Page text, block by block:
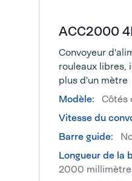
ACC2000
Convoyeur
rouleaux libres,
plus d'un mètre
Modèle:
Côtés
Vitesse du
Barre guide:
Longueur de la
2000